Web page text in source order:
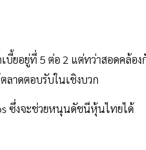
บี้ยอยู่ที่ 5 ต่อ 2 แต่ทว่าสอดคล้อง
ลาดตอบรับในเชิงบวก
ซึ่งจะช่วยหนุนดัชนีหุ้นไทยได้